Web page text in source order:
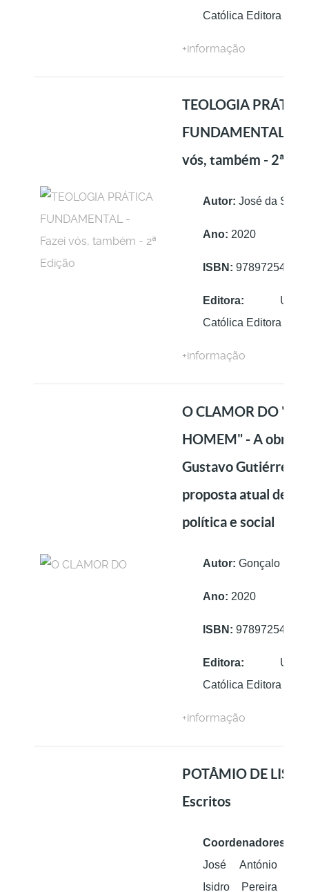
Católica Editora
+informação
TEOLOGIA
FUNDAMENTAL -
vós, também - 2ª
Autor: José da Silva
Ano: 2020
ISBN:
Editora:
Católica Editora
+informação
O CLAMOR DO
HOMEM" - A obra
Gustavo Gutiérrez
proposta atual de
política e social
Autor: Gonçalo Diniz
Ano: 2020
ISBN:
Editora:
Católica Editora
+informação
POTÂMIO DE
Escritos
Coordenadores:
José António
Isidro Pereira